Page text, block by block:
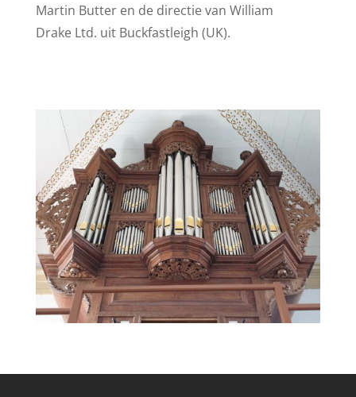
Martin Butter en de directie van William
Drake Ltd. uit Buckfastleigh (UK).